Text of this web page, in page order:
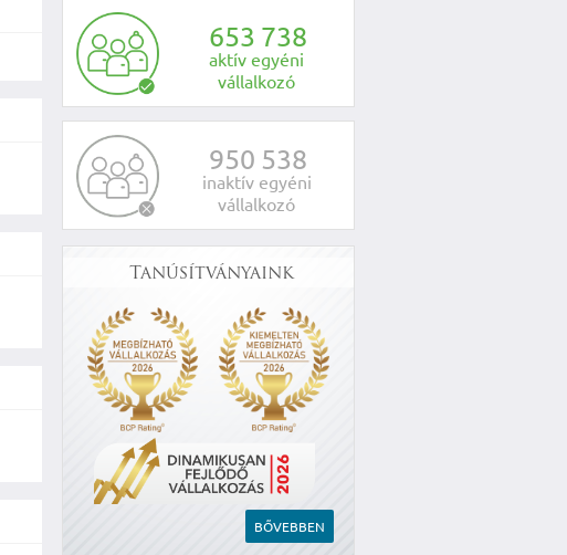
653 738
aktív egyéni
vállalkozó
950 538
inaktív egyéni
vállalkozó
Tanúsítványaink
BŐVEBBEN